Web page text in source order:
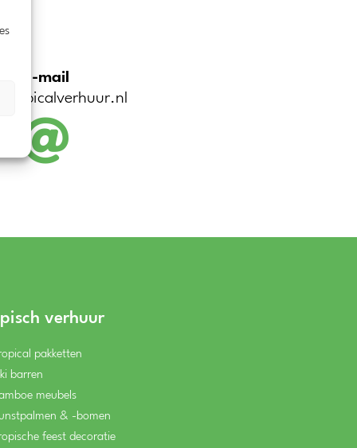
E-mail

verhuur
pakketten
barren
meubels
& -bomen
feest decoratie